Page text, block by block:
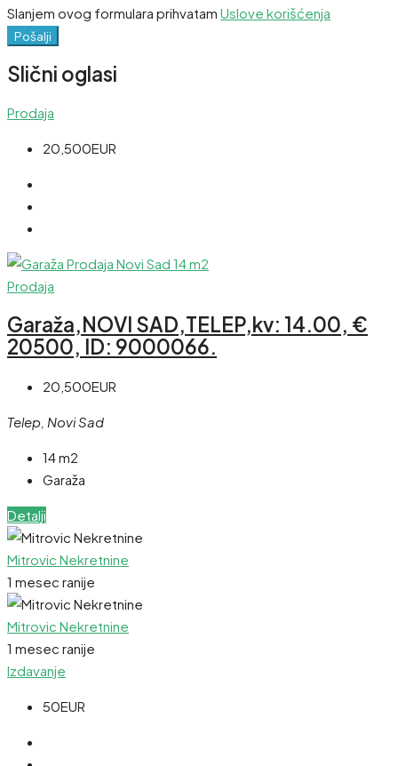
Slanjem ovog formulara prihvatam Uslove korišćenja
Pošalji
Slični oglasi
Prodaja
20,500EUR
Prodaja
Garaža,NOVI SAD,TELEP,kv: 14.00, €
20500, ID: 9000066.
20,500EUR
Telep, Novi Sad
14 m2
Garaža
Detalji
Mitrovic Nekretnine
1 mesec ranije
Mitrovic Nekretnine
1 mesec ranije
Izdavanje
50EUR